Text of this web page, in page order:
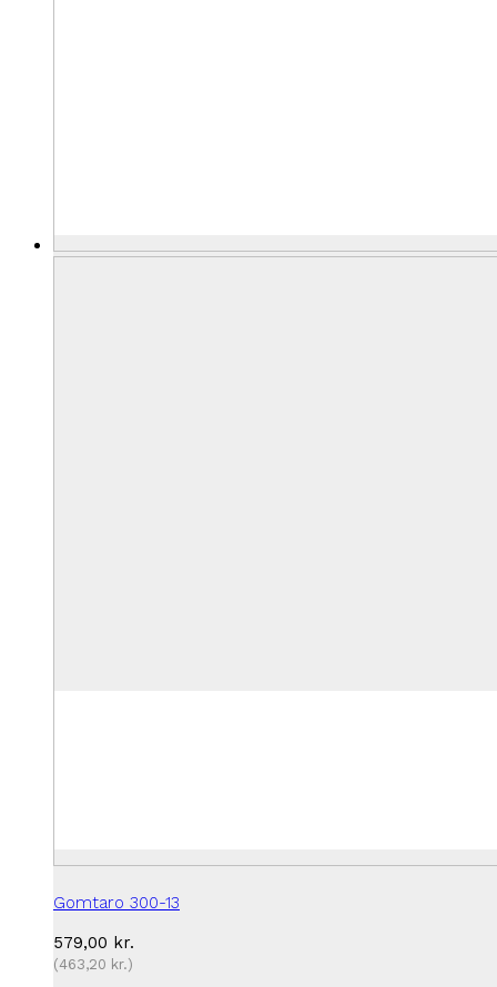
Gomtaro 300-13
579,00 kr.
(463,20 kr.)